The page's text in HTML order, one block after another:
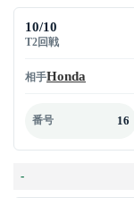
10/10
T2回戦
相手Honda
番号 16
-